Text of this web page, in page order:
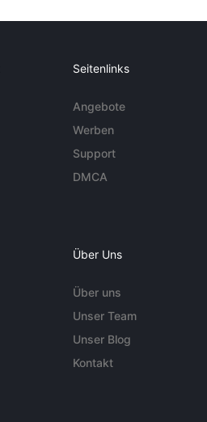
Seitenlinks
Angebote
Werben
Support
DMCA
Über Uns
Über uns
Unser Team
Unser Blog
Kontakt